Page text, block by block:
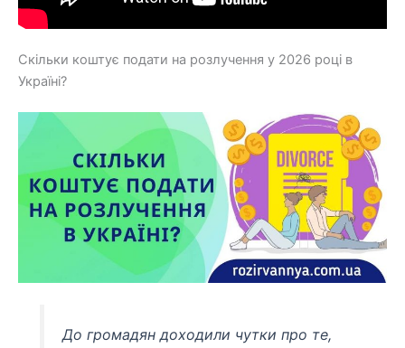
Скільки коштує подати на розлучення у 2026 році в
Україні?
До громадян доходили чутки про те,